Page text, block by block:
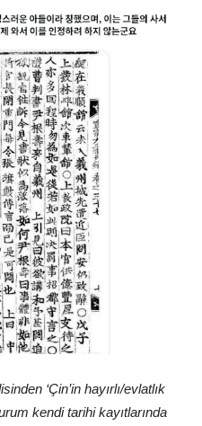
‘Çin’in hayırlı/evlatlık
kendi tarihi kayıtlarında